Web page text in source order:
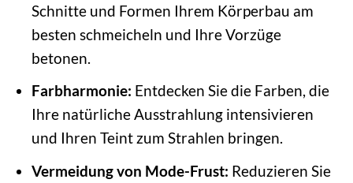
Schnitte und Formen Ihrem Körperbau am
besten schmeicheln und Ihre Vorzüge
betonen.
Farbharmonie: Entdecken Sie die Farben, die
Ihre natürliche Ausstrahlung intensivieren
und Ihren Teint zum Strahlen bringen.
Vermeidung von Mode-Frust: Reduzieren Sie